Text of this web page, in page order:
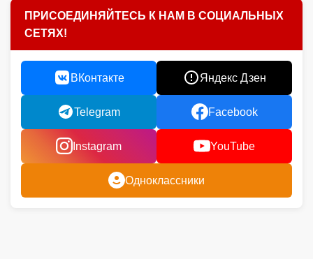
ПРИСОЕДИНЯЙТЕСЬ К НАМ В СОЦИАЛЬНЫХ
СЕТЯХ!
ВКонтакте Яндекс Дзен
Telegram Facebook
Instagram YouTube
Одноклассники